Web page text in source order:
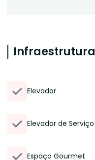
Infraestrutura
Elevador
Elevador de Serviço
Espaço Gourmet